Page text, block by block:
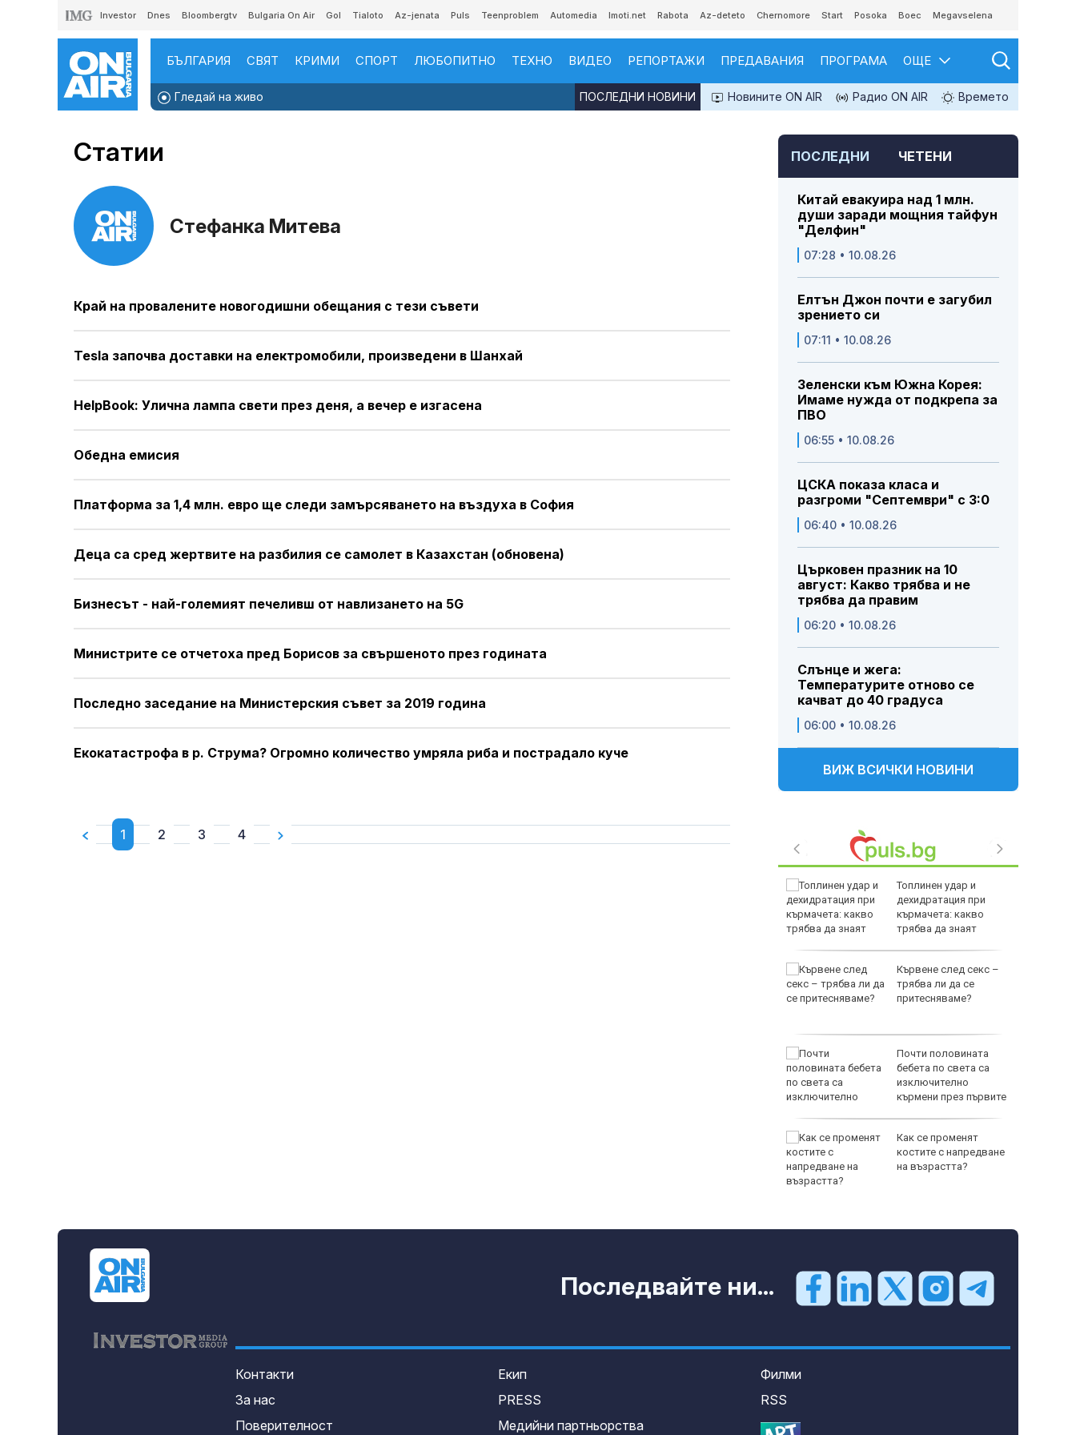
Investor Dnes Bloombergtv Bulgaria On Air Gol Tialoto Az-jenata Puls Teenproblem Automedia Imoti.net Rabota Az-deteto Chernomore Start Posoka Boec Megavselena
БЪЛГАРИЯ СВЯТ КРИМИ СПОРТ ЛЮБОПИТНО ТЕХНО ВИДЕО РЕПОРТАЖИ ПРЕДАВАНИЯ ПРОГРАМА ОЩЕ
Гледай на живо Новините ON AIR Радио ON AIR Времето
ПОСЛЕДНИ НОВИНИ
Статии
Стефанка Митева
Край на провалените новогодишни обещания с тези съвети
Tesla започва доставки на електромобили, произведени в Шанхай
HelpBook: Улична лампа свети през деня, а вечер е изгасена
Обедна емисия
Платформа за 1,4 млн. евро ще следи замърсяването на въздуха в София
Деца са сред жертвите на разбилия се самолет в Казахстан (обновена)
Бизнесът - най-големият печеливш от навлизането на 5G
Министрите се отчетоха пред Борисов за свършеното през годината
Последно заседание на Министерския съвет за 2019 година
Екокатастрофа в р. Струма? Огромно количество умряла риба и пострадало куче
1 2 3 4
ПОСЛЕДНИ ЧЕТЕНИ
Китай евакуира над 1 млн.
души заради мощния тайфун
"Делфин"
07:28 • 10.08.26
Елтън Джон почти е загубил
зрението си
07:11 • 10.08.26
Зеленски към Южна Корея:
Имаме нужда от подкрепа за
ПВО
06:55 • 10.08.26
ЦСКА показа класа и
разгроми "Септември" с 3:0
06:40 • 10.08.26
Църковен празник на 10
август: Какво трябва и не
трябва да правим
06:20 • 10.08.26
Слънце и жега:
Температурите отново се
качват до 40 градуса
06:00 • 10.08.26
ВИЖ ВСИЧКИ НОВИНИ
Топлинен удар и
дехидратация при
кърмачета: какво
трябва да знаят
Кървене след секс –
трябва ли да се
притесняваме?
Почти половината
бебета по света са
изключително
кърмени през първите
Как се променят
костите с напредване
на възрастта?
Последвайте ни...
Контакти
За нас
Поверителност
Екип
PRESS
Медийни партньорства
Филми
RSS